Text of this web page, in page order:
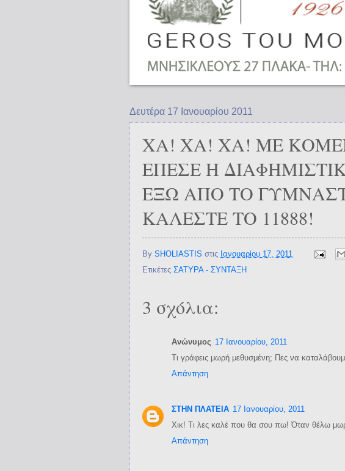
Δευτέρα 17 Ιανουαρίου 2011
ΧΑ! ΧΑ! ΧΑ! ΜΕ
ΕΠΕΣΕ Η
ΕΞΩ ΑΠΟ ΤΟ
ΚΑΛΕΣΤΕ ΤΟ 11888!
By SHOLIASTIS στις Ιανουαρίου 17, 2011
Ετικέτες ΣΑΤΥΡΑ - ΣΥΝΤΑΞΗ
3 σχόλια:
Ανώνυμος 17 Ιανουαρίου, 2011
Τι γράφεις μωρή μεθυσμένη; Πες να καταλάβουμε
Απάντηση
ΣΤΗΝ ΠΛΑΤΕΙΑ 17 Ιανουαρίου, 2011
Χικ! Τι λες καλέ που θα σου πω! Όταν θέλω
Απάντηση